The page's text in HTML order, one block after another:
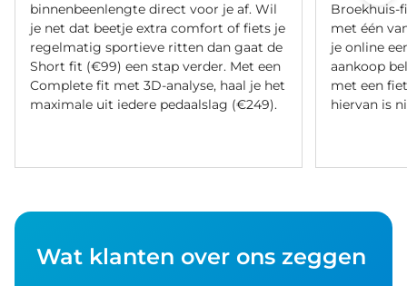
binnenbeenlengte direct voor je af. Wil
je net dat beetje extra comfort of fiets je
regelmatig sportieve ritten dan gaat de
Short fit (€99) een stap verder. Met een
Complete fit met 3D-analyse, haal je het
maximale uit iedere pedaalslag (€249).
Broekhuis-
met één
je online
aankoop
met een
hiervan is
Wat klanten over ons zeggen